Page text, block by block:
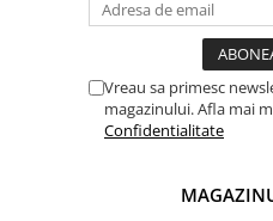
Vreau sa primesc
magazinului. Afla mai
Confidentialitate